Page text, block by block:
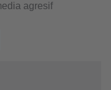
agresif